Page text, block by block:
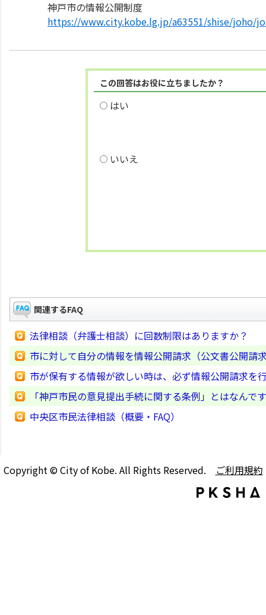
神戸市の情報公開制度
https://www.city.kobe.lg.jp/a63551/shise/joho/
この回答はお役に立ちましたか？
はい
いいえ
関連するFAQ
法律相談（弁護士相談）に回数制限はありますか？
市に対して自分の情報を情報公開請求（公文書公開請
市が保有する情報が欲しい時は、必ず情報公開請求を
「神戸市民の意見提出手続に関する条例」とはなんで
中央区市民法律相談（概要・FAQ）
Copyright © City of Kobe. All Rights Reserved. ご利用規約